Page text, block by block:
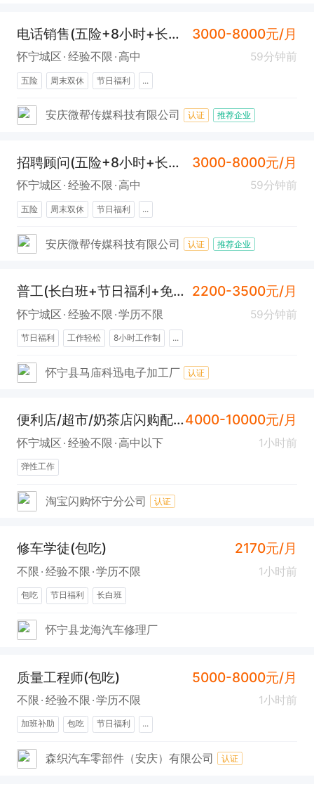
电话销售(五险+8小时+长白班) 3000-8000元/月
怀宁城区 经验不限 高中 59分钟前
五险 周末双休 节日福利 ...
安庆微帮传媒科技有限公司 认证 推荐企业
招聘顾问(五险+8小时+长白班) 3000-8000元/月
怀宁城区 经验不限 高中 59分钟前
五险 周末双休 节日福利 ...
安庆微帮传媒科技有限公司 认证 推荐企业
普工(长白班+节日福利+免费培训) 2200-3500元/月
怀宁城区 经验不限 学历不限 59分钟前
节日福利 工作轻松 8小时工作制 ...
怀宁县马庙科迅电子加工厂 认证
便利店/超市/奶茶店闪购配送员(弹性工作)4000-10000元/月
怀宁城区 经验不限 高中以下 1小时前
弹性工作
淘宝闪购怀宁分公司 认证
修车学徒(包吃) 2170元/月
不限 经验不限 学历不限 1小时前
包吃 节日福利 长白班
怀宁县龙海汽车修理厂
质量工程师(包吃) 5000-8000元/月
不限 经验不限 学历不限 1小时前
加班补助 包吃 节日福利 ...
森织汽车零部件（安庆）有限公司 认证